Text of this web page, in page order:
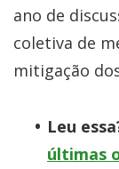
ano de
coletiva de
mitigação
Leu
últimas